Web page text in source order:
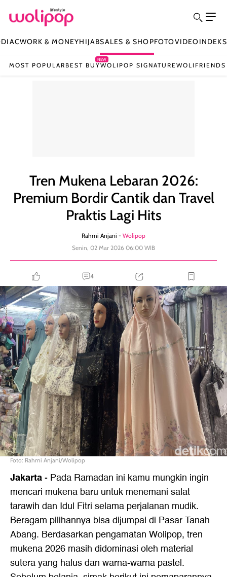
WORK & MONEYHIJABSALES & SHOPFOTOVIDEOINDEKS
MOST POPULAR BEST BUY
NEW
WOLIPOP SIGNATUREWOLIFRIENDS
Tren Mukena Lebaran 2026:
Premium Bordir Cantik dan Travel
Praktis Lagi Hits
Rahmi Anjani - Wolipop
Senin, 02 Mar 2026 06:00 WIB
4
Foto: Rahmi Anjani/Wolipop
Jakarta- Pada Ramadan ini kamu mungkin ingin
mencari mukena baru untuk menemani salat
tarawih dan Idul Fitri selama perjalanan mudik.
Beragam pilihannya bisa dijumpai di Pasar Tanah
Abang. Berdasarkan pengamatan Wolipop, tren
mukena 2026 masih didominasi oleh material
sutera yang halus dan warna-warna pastel.